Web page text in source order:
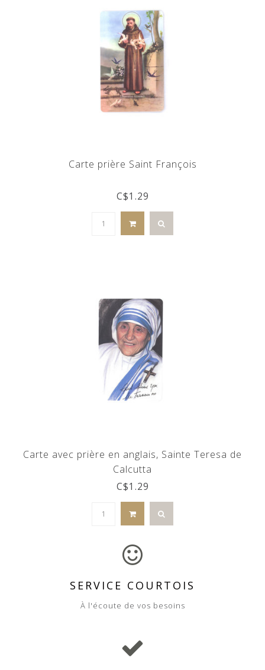
Carte prière Saint François
C$1.29
Carte avec prière en anglais, Sainte Teresa de
Calcutta
C$1.29
SERVICE COURTOIS
À l'écoute de vos besoins